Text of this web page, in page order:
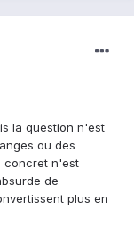
la question n'est
ou des
concret n'est
de
plus en